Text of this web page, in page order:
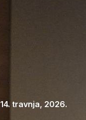
14. travnja, 2026.